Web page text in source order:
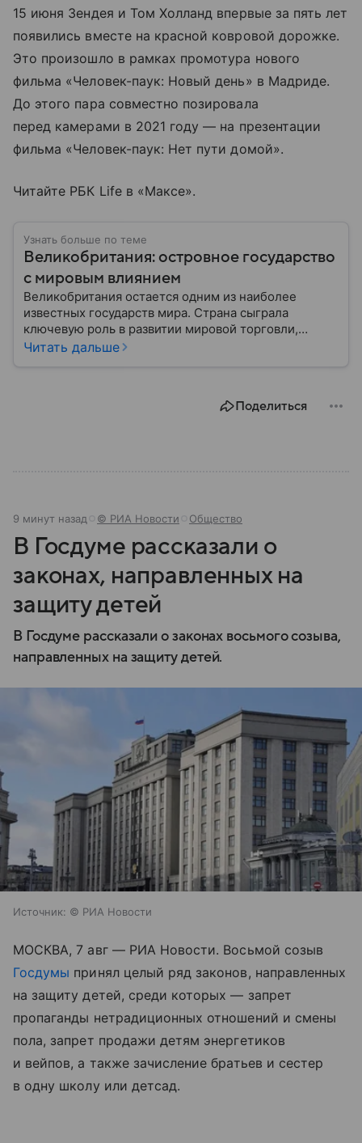
15 июня Зендея и Том Холланд впервые за пять лет
появились вместе на красной ковровой дорожке.
Это произошло в рамках промотура нового
фильма «Человек-паук: Новый день» в Мадриде.
До этого пара совместно позировала
перед камерами в 2021 году — на презентации
фильма «Человек-паук: Нет пути домой».
Читайте РБК Life в «Максе».
Узнать больше по теме
Великобритания: островное государство
с мировым влиянием
Великобритания остается одним из наиболее
известных государств мира. Страна сыграла
ключевую роль в развитии мировой торговли,
промышленности, науки и международных
Читать дальше
Поделиться
9 минут назад © РИА Новости Общество
В Госдуме рассказали о
законах, направленных на
защиту детей
В Госдуме рассказали о законах восьмого созыва,
направленных на защиту детей.
Источник: © РИА Новости
МОСКВА, 7 авг — РИА Новости. Восьмой созыв
Госдумы принял целый ряд законов, направленных
на защиту детей, среди которых — запрет
пропаганды нетрадиционных отношений и смены
пола, запрет продажи детям энергетиков
и вейпов, а также зачисление братьев и сестер
в одну школу или детсад.